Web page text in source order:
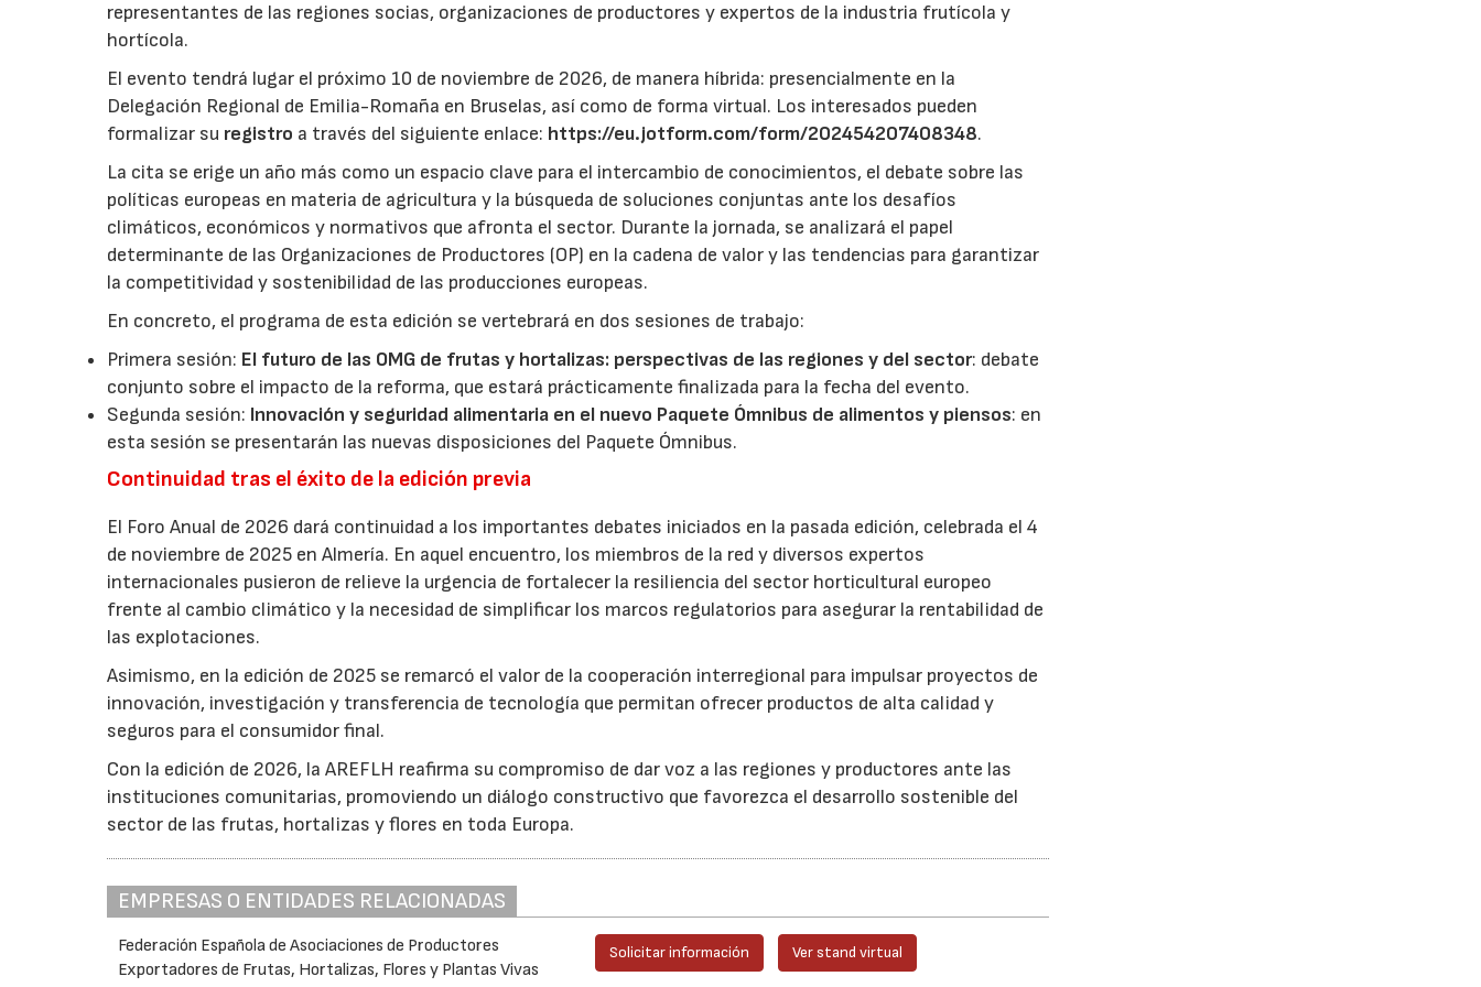
representantes de las regiones socias, organizaciones de productores y expertos de la industria frutícola y
hortícola.
El evento tendrá lugar el próximo 10 de noviembre de 2026, de manera híbrida: presencialmente en la
Delegación Regional de Emilia-Romaña en Bruselas, así como de forma virtual. Los interesados pueden
formalizar su registro a través del siguiente enlace: https://eu.jotform.com/form/202454207408348.
La cita se erige un año más como un espacio clave para el intercambio de conocimientos, el debate sobre las
políticas europeas en materia de agricultura y la búsqueda de soluciones conjuntas ante los desafíos
climáticos, económicos y normativos que afronta el sector. Durante la jornada, se analizará el papel
determinante de las Organizaciones de Productores (OP) en la cadena de valor y las tendencias para garantizar
la competitividad y sostenibilidad de las producciones europeas.
En concreto, el programa de esta edición se vertebrará en dos sesiones de trabajo:
Primera sesión: El futuro de las OMG de frutas y hortalizas: perspectivas de las regiones y del sector: debate
conjunto sobre el impacto de la reforma, que estará prácticamente finalizada para la fecha del evento.
Segunda sesión: Innovación y seguridad alimentaria en el nuevo Paquete Ómnibus de alimentos y piensos: en
esta sesión se presentarán las nuevas disposiciones del Paquete Ómnibus.
Continuidad tras el éxito de la edición previa
El Foro Anual de 2026 dará continuidad a los importantes debates iniciados en la pasada edición, celebrada el 4
de noviembre de 2025 en Almería. En aquel encuentro, los miembros de la red y diversos expertos
internacionales pusieron de relieve la urgencia de fortalecer la resiliencia del sector horticultural europeo
frente al cambio climático y la necesidad de simplificar los marcos regulatorios para asegurar la rentabilidad de
las explotaciones.
Asimismo, en la edición de 2025 se remarcó el valor de la cooperación interregional para impulsar proyectos de
innovación, investigación y transferencia de tecnología que permitan ofrecer productos de alta calidad y
seguros para el consumidor final.
Con la edición de 2026, la AREFLH reafirma su compromiso de dar voz a las regiones y productores ante las
instituciones comunitarias, promoviendo un diálogo constructivo que favorezca el desarrollo sostenible del
sector de las frutas, hortalizas y flores en toda Europa.
EMPRESAS O ENTIDADES RELACIONADAS
Federación Española de Asociaciones de Productores
Exportadores de Frutas, Hortalizas, Flores y Plantas Vivas
Solicitar información Ver stand virtual